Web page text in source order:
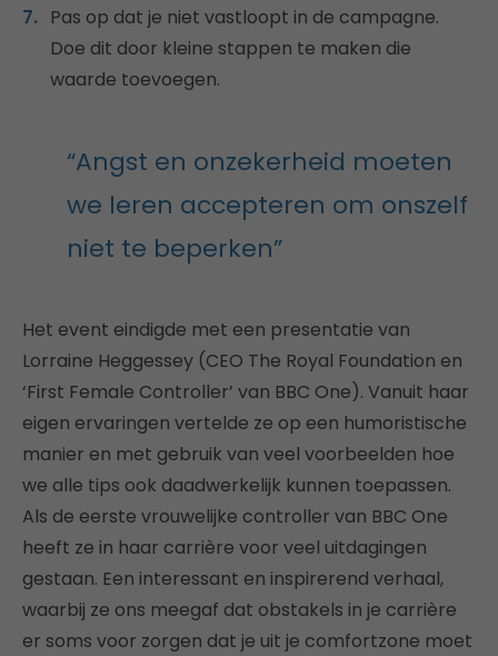
Pas op dat je niet vastloopt in de campagne.
Doe dit door kleine stappen te maken die
waarde toevoegen.
“Angst en onzekerheid moeten
we leren accepteren om onszelf
niet te beperken”
Het event eindigde met een presentatie van
Lorraine Heggessey (CEO The Royal Foundation en
‘First Female Controller’ van BBC One). Vanuit haar
eigen ervaringen vertelde ze op een humoristische
manier en met gebruik van veel voorbeelden hoe
we alle tips ook daadwerkelijk kunnen toepassen.
Als de eerste vrouwelijke controller van BBC One
heeft ze in haar carrière voor veel uitdagingen
gestaan. Een interessant en inspirerend verhaal,
waarbij ze ons meegaf dat obstakels in je carrière
er soms voor zorgen dat je uit je comfortzone moet